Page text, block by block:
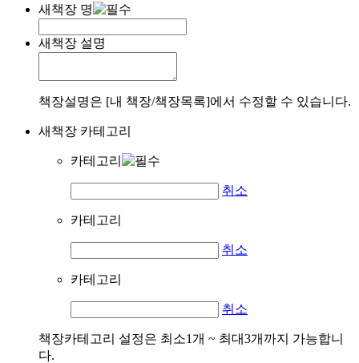
새책장 명
새책장 설명
책장설명은 [내 책장/책장목록]에서 수정할 수 있습니다.
새책장 카테고리
카테고리
취소
카테고리
취소
카테고리
취소
책장카테고리 설정은 최소1개 ~ 최대3개까지 가능합니
다.